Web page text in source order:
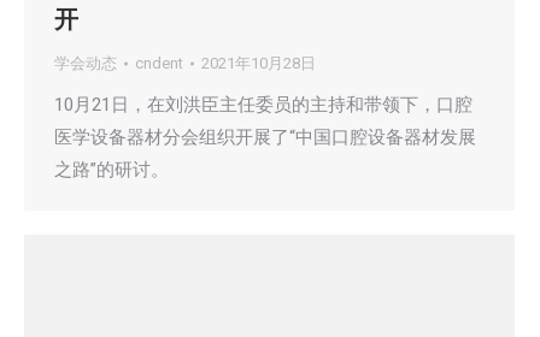
开
学会动态 cndent 2021年10月28日
10月21日，在刘洪臣主任委员的主持和带领下，口腔
医学设备器材分会组织开展了“中国口腔设备器材发展
之路”的研讨。